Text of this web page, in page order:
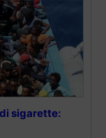
sigarette: